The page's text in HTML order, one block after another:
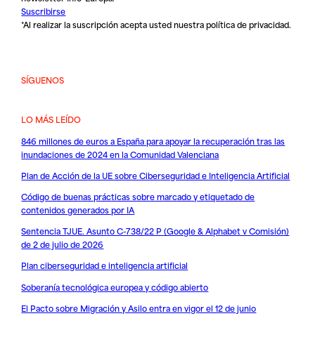
Suscribirse
*Al realizar la suscripción acepta usted nuestrapolítica de privacidad.
SÍGUENOS
LO MÁS LEÍDO
846 millones de euros a España para apoyar la recuperación tras las
inundaciones de 2024 en la Comunidad Valenciana
Plan de Acción de la UE sobre Ciberseguridad e Inteligencia Artificial
Código de buenas prácticas sobre marcado y etiquetado de
contenidos generados por IA
Sentencia TJUE. Asunto C-738/22 P (Google & Alphabet v Comisión)
de 2 de julio de 2026
Plan ciberseguridad e inteligencia artificial
Soberanía tecnológica europea y código abierto
El Pacto sobre Migración y Asilo entra en vigor el 12 de junio